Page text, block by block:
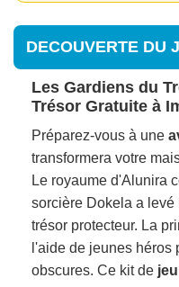
DECOUVERTE DU
Les Gardiens du
Trésor Gratuite à
Préparez-vous à une
transformera votre
Le royaume d'Alunira
sorcière Dokela a levé
trésor protecteur. La
l'aide de jeunes héros
obscures. Ce kit de